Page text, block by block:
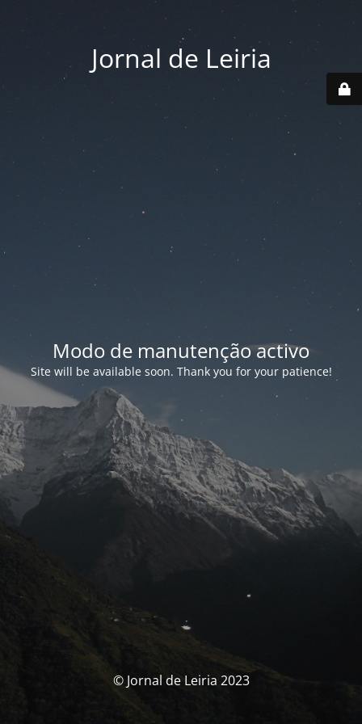
Jornal de Leiria
Modo de manutenção activo
Site will be available soon. Thank you for your patience!
© Jornal de Leiria 2023